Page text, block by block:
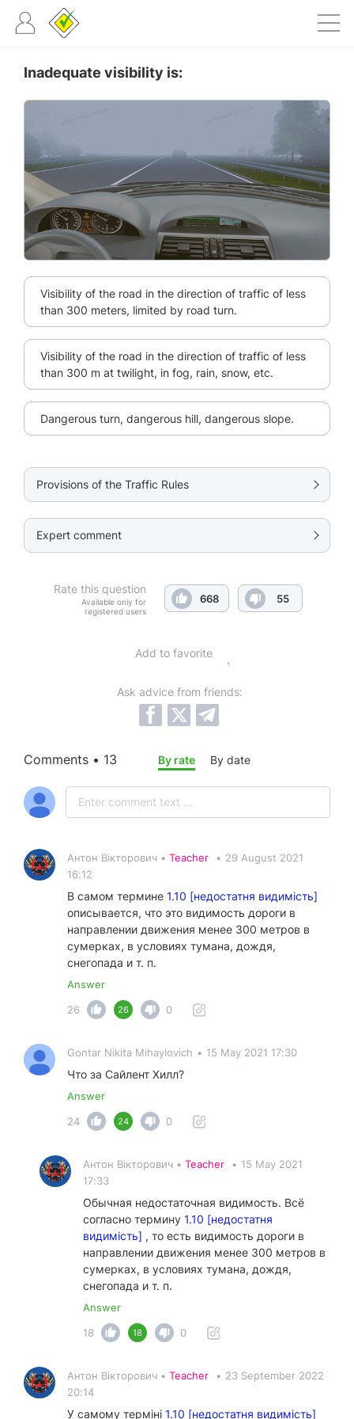
Inadequate visibility is:
Visibility of the road in the direction of traffic of less
than 300 meters, limited by road turn.
Visibility of the road in the direction of traffic of less
than 300 m at twilight, in fog, rain, snow, etc.
Dangerous turn, dangerous hill, dangerous slope.
Provisions of the Traffic Rules
Expert comment
Rate this question
Available only for
registered users
668 55
Add to favorite
Ask advice from friends:
Comments • 13 By rate By date
Антон Вікторович • Teacher • 29 August 2021
16:12
В самом термине 1.10 [недостатня видимість]
описывается, что это видимость дороги в
направлении движения менее 300 метров в
сумерках, в условиях тумана, дождя,
снегопада и т. п.
Answer
26
26 0
Gontar Nikita Mihaylovich • 15 May 2021 17:30
Что за Сайлент Хилл?
Answer
24
24 0
Антон Вікторович • Teacher • 15 May 2021
17:33
Обычная недостаточная видимость. Всё
согласно термину 1.10 [недостатня
видимість] , то есть видимость дороги в
направлении движения менее 300 метров в
сумерках, в условиях тумана, дождя,
снегопада и т. п.
Answer
18
18 0
Антон Вікторович • Teacher • 23 September 2022
20:14
У самому терміні 1.10 [недостатня видимість]